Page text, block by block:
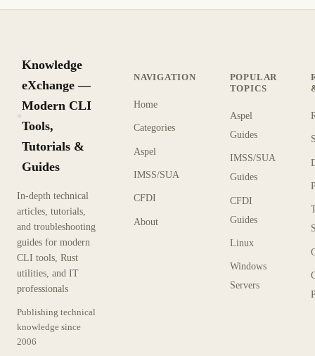
Knowledge
eXchange —
Modern CLI
Tools,
Tutorials &
Guides
In-depth technical
articles, tutorials,
and troubleshooting
guides for modern
CLI tools, Rust
utilities, and IT
professionals
Publishing technical
knowledge since
2006
NAVIGATION
Home
Categories
Aspel
IMSS/SUA
CFDI
About
POPULAR
TOPICS
Aspel
Guides
IMSS/SUA
Guides
CFDI
Guides
Linux
Windows
Servers